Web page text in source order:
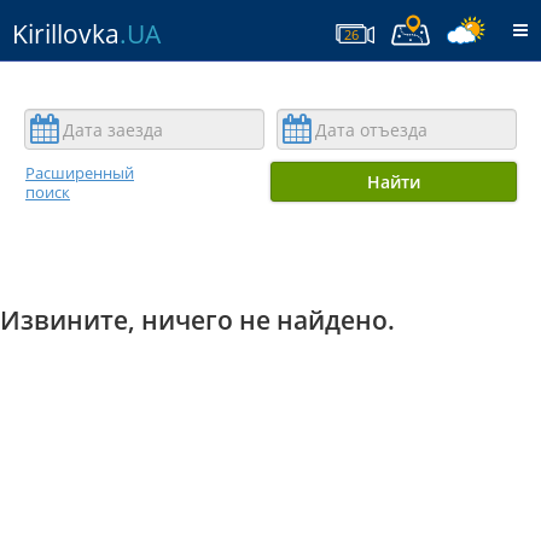
Kirillovka.UA 26
Расширенный
поиск
Найти
Извините, ничего не найдено.